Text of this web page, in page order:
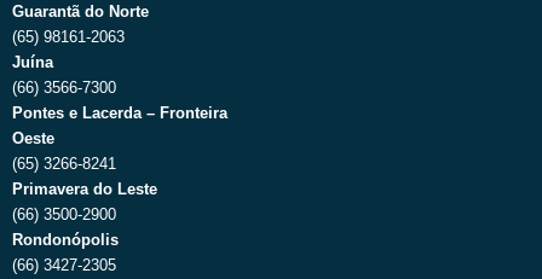
Guarantã do Norte
(65) 98161-2063
Juína
(66) 3566-7300
Pontes e Lacerda – Fronteira
Oeste
(65) 3266-8241
Primavera do Leste
(66) 3500-2900
Rondonópolis
(66) 3427-2305